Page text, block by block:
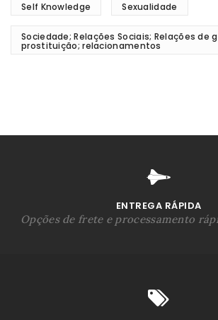
Self Knowledge Sexualidade
Sociedade; Relações Sociais; Relações de
prostituição; relacionamentos
ENTREGA RÁPIDA
Opções de frete e processamento